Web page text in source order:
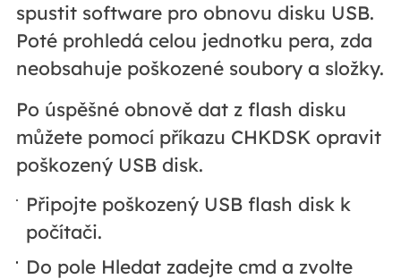
spustit software pro obnovu disku USB.
Poté prohledá celou jednotku pera, zda
neobsahuje poškozené soubory a složky.
Po úspěšné obnově dat z flash disku
můžete pomocí příkazu CHKDSK opravit
poškozený USB disk.
Připojte poškozený USB flash disk k
počítači.
Do pole Hledat zadejte cmd a zvolte